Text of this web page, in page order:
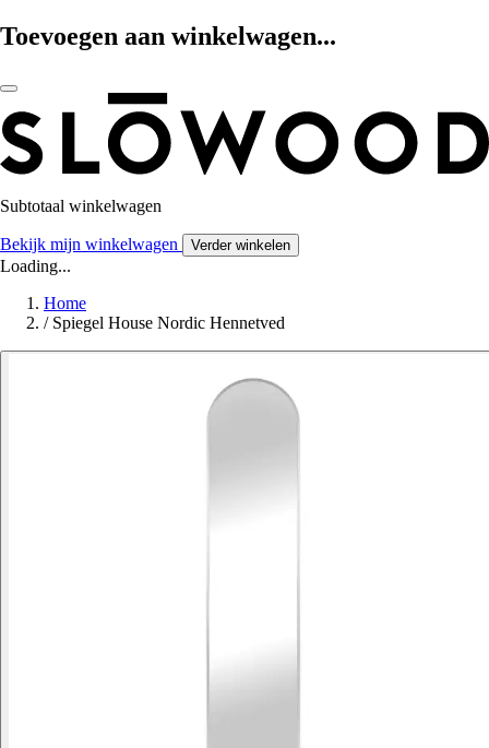
Toevoegen aan winkelwagen...
Subtotaal winkelwagen
Bekijk mijn winkelwagen Verder winkelen
Loading...
Home
/ Spiegel House Nordic Hennetved